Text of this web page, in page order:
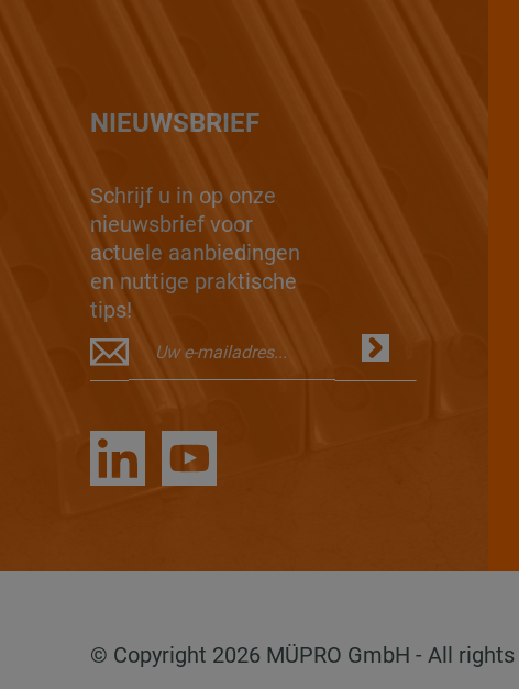
NIEUWSBRIEF
Schrijf u in op onze
nieuwsbrief voor
actuele aanbiedingen
en nuttige praktische
tips!
© Copyright 2026 MÜPRO GmbH - All